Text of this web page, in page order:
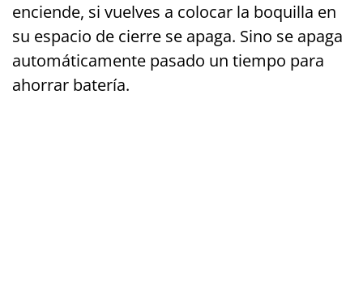
enciende, si vuelves a colocar la boquilla en
su espacio de cierre se apaga. Sino se apaga
automáticamente pasado un tiempo para
ahorrar batería.